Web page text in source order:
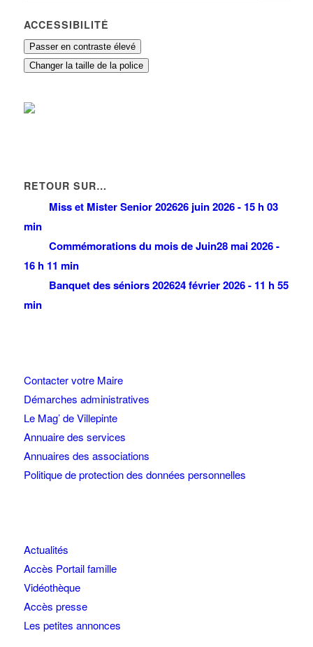
ACCESSIBILITÉ
Passer en contraste élevé
Changer la taille de la police
RETOUR SUR…
Miss et Mister Senior 202626 juin 2026 - 15 h 03
min
Commémorations du mois de Juin28 mai 2026 -
16 h 11 min
Banquet des séniors 202624 février 2026 - 11 h 55
min
Contacter votre Maire
Démarches administratives
Le Mag’ de Villepinte
Annuaire des services
Annuaires des associations
Politique de protection des données personnelles
Actualités
Accès Portail famille
Vidéothèque
Accès presse
Les petites annonces